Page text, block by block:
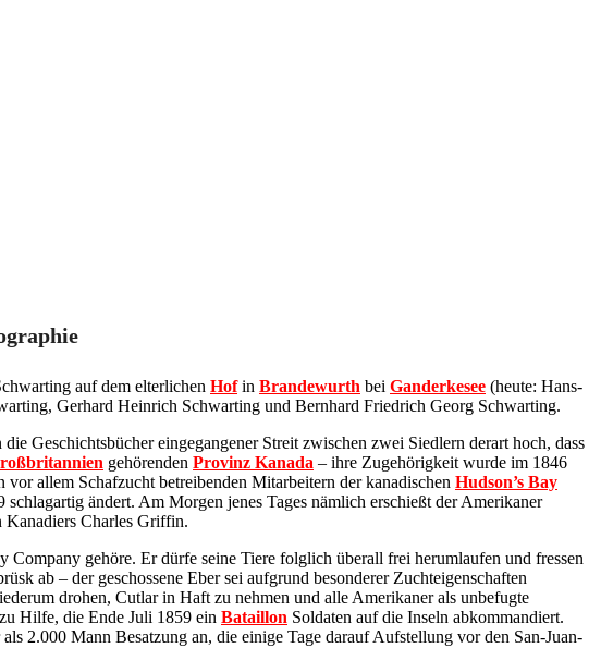
auf dem elterlichen Hofin Brandewurth bei Ganderkesee (heute: Hans-
Gerhard Heinrich Schwarting und Bernhard Friedrich Georg Schwarting.
die Geschichtsbücher eingegangener Streit zwischen zwei Siedlern derart hoch, dass
gehörenden Provinz Kanada – ihre Zugehörigkeit wurde im 1846
allem Schafzucht betreibenden Mitarbeitern der kanadischen Hudson’s Bay
ändert. Am Morgen jenes Tages nämlich erschießt der Amerikaner
Kanadiers Charles Griffin.
Company gehöre. Er dürfe seine Tiere folglich überall frei herumlaufen und fressen
ab – der geschossene Eber sei aufgrund besonderer Zuchteigenschaften
drohen, Cutlar in Haft zu nehmen und alle Amerikaner als unbefugte
Hilfe, die Ende Juli 1859 ein Bataillon Soldaten auf die Inseln abkommandiert.
2.000 Mann Besatzung an, die einige Tage darauf Aufstellung vor den San-Juan-